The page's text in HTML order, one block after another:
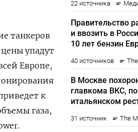
танкеров
упадут
Европе,
к
газа,